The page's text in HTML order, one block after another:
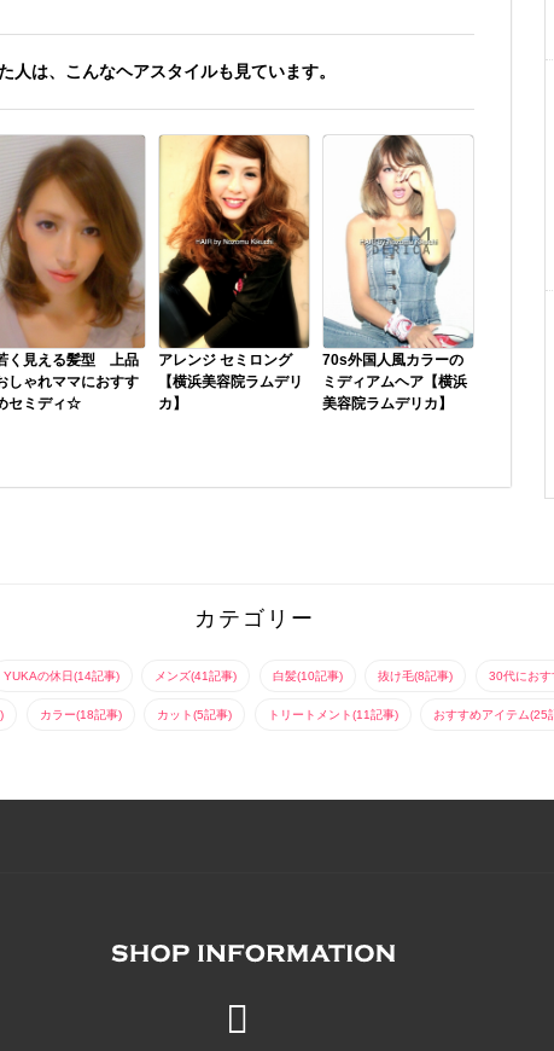
人は、こんなヘアスタイルも見ています。
く見える髪型 上品
しゃれママにおすす
セミディ☆
をかける事でロン...
アレンジ セミロング
【横浜美容院ラムデリ
カ】
70s外国人風カラーの
ミディアムヘア【横浜
美容院ラムデリカ】
カテゴリー
YUKAの休日(14記事) メンズ(41記事) 白髪(10記事) 抜け毛(8記事) 30代におす
カラー(18記事) カット(5記事) トリートメント(11記事) おすすめアイテム(25